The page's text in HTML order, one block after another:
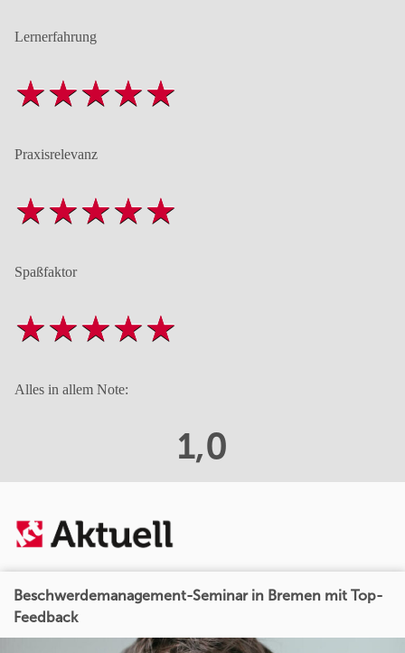
Lernerfahrung
Praxisrelevanz
Spaßfaktor
Alles in allem Note:
1,0
Beschwerdemanagement-Seminar in Bremen mit Top-
Feedback